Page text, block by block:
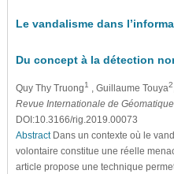
Le vandalisme dans
Du concept à la détection
Quy Thy Truong1 , Guillaume Touya2
Revue Internationale de Géomatique
DOI:10.3166/rig.2019.00073
AbstractDans un contexte où le
volontaire constitue une réelle
article propose une technique